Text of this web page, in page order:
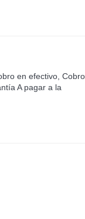
en efectivo, Cobro
A pagar a la